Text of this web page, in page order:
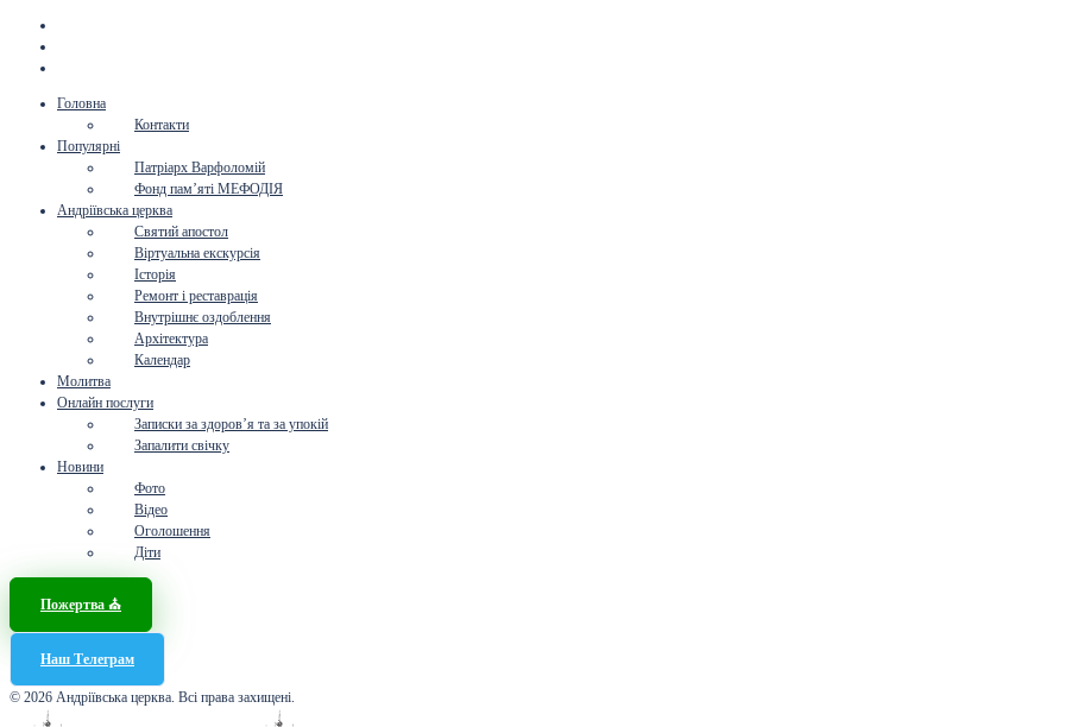
Головна
Контакти
Популярні
Патріарх Варфоломій
Фонд пам’яті МЕФОДІЯ
Андріївська церква
Святий апостол
Віртуальна екскурсія
Історія
Ремонт і реставрація
Внутрішнє оздоблення
Архітектура
Календар
Молитва
Онлайн послуги
Записки за здоров’я та за упокій
Запалити свічку
Новини
Фото
Відео
Оголошення
Діти
Пожертва ⛪️
Наш Телеграм
© 2026 Андріївська церква. Всі права захищені.